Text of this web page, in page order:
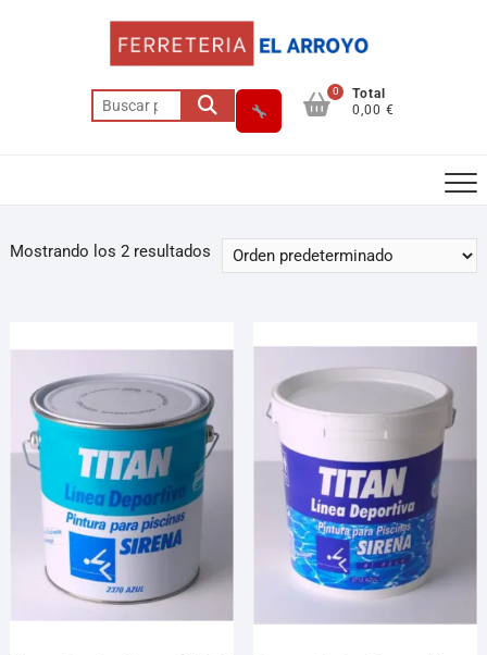
0
Total
0,00 €
Mostrando los 2 resultados
¡Hola! Soy el asesor virtual de Ferretería El Arroyo.
Cuéntame qué necesitas y te ayudo a encontrarlo,
aunque no sepas el nombre exacto